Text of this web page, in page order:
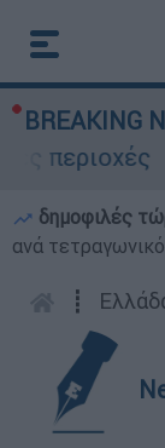
BREAKING
δημοφιλές
ανά
┋